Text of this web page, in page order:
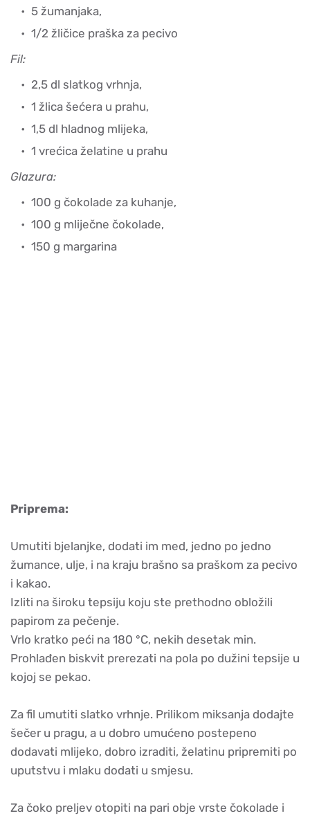
5 žumanjaka,
1/2 žličice praška za pecivo
Fil:
2,5 dl slatkog vrhnja,
1 žlica šećera u prahu,
1,5 dl hladnog mlijeka,
1 vrećica želatine u prahu
Glazura:
100 g čokolade za kuhanje,
100 g mliječne čokolade,
150 g margarina
Priprema:
Umutiti bjelanjke, dodati im med, jedno po jedno
žumance, ulje, i na kraju brašno sa praškom za pecivo
i kakao.
Izliti na široku tepsiju koju ste prethodno obložili
papirom za pečenje.
Vrlo kratko peći na 180 °C, nekih desetak min.
Prohlađen biskvit prerezati na pola po dužini tepsije u
kojoj se pekao.
Za fil umutiti slatko vrhnje. Prilikom miksanja dodajte
šečer u pragu, a u dobro umućeno postepeno
dodavati mlijeko, dobro izraditi, želatinu pripremiti po
uputstvu i mlaku dodati u smjesu.
Za čoko preljev otopiti na pari obje vrste čokolade i